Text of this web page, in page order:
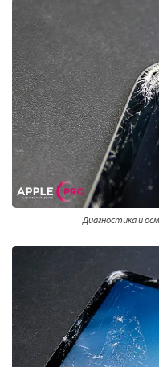
Диагностика и